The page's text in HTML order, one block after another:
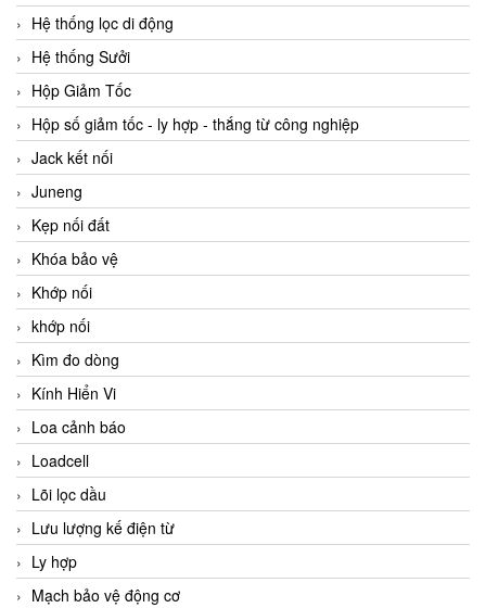
Hệ thống lọc di động
Hệ thống Sưởi
Hộp Giảm Tốc
Hộp số giảm tốc - ly hợp - thắng từ công nghiệp
Jack kết nối
Juneng
Kẹp nối đất
Khóa bảo vệ
Khớp nối
khớp nối
Kìm đo dòng
Kính Hiển Vi
Loa cảnh báo
Loadcell
Lõi lọc dầu
Lưu lượng kế điện từ
Ly hợp
Mạch bảo vệ động cơ